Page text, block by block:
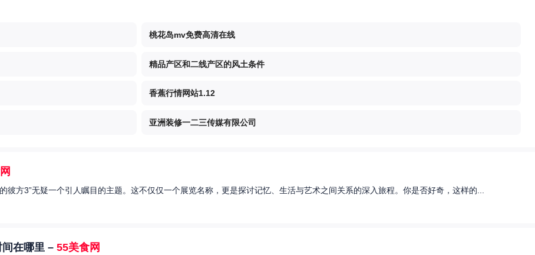
桃花岛mv免费高清在线
精品产区和二线产区的风土条件
香蕉行情网站1.12
亚洲装修一二三传媒有限公司
方3”无疑一个引人瞩目的主题。这不仅仅一个展览名称，更是探讨记忆、生活与艺术之间关系的深入旅程。你是否好奇，这样的...
在哪里 – 55美食网